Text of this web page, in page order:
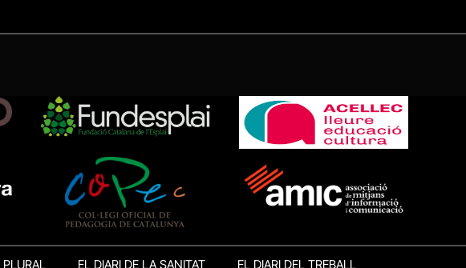
PLURAL EL DIARI DE LA SANITAT EL DIARI DEL TREBALL